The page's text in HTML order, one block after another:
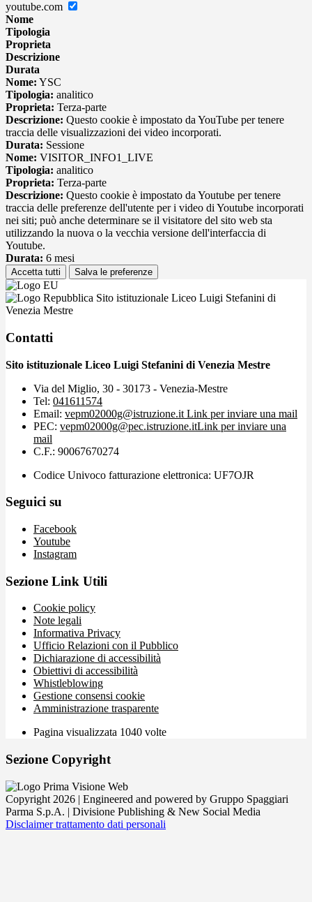
youtube.com
Nome
Tipologia
Proprieta
Descrizione
Durata
Nome: YSC
Tipologia: analitico
Proprieta: Terza-parte
Descrizione: Questo cookie è impostato da YouTube per tenere
traccia delle visualizzazioni dei video incorporati.
Durata: Sessione
Nome: VISITOR_INFO1_LIVE
Tipologia: analitico
Proprieta: Terza-parte
Descrizione: Questo cookie è impostato da Youtube per tenere
traccia delle preferenze dell'utente per i video di Youtube incorporati
nei siti; può anche determinare se il visitatore del sito web sta
utilizzando la nuova o la vecchia versione dell'interfaccia di
Youtube.
Durata: 6 mesi
Accetta tutti Salva le preferenze
Sito istituzionale Liceo Luigi Stefanini di
Venezia Mestre
Contatti
Sito istituzionale Liceo Luigi Stefanini di Venezia Mestre
Via del Miglio, 30 - 30173 - Venezia-Mestre
Tel: 041611574
Email: vepm02000g@istruzione.it Link per inviare una mail
PEC: vepm02000g@pec.istruzione.itLink per inviare una
mail
C.F.: 90067670274
Codice Univoco fatturazione elettronica: UF7OJR
Seguici su
Facebook
Youtube
Instagram
Sezione Link Utili
Cookie policy
Note legali
Informativa Privacy
Ufficio Relazioni con il Pubblico
Dichiarazione di accessibilità
Obiettivi di accessibilità
Whistleblowing
Gestione consensi cookie
Amministrazione trasparente
Pagina visualizzata 1040 volte
Sezione Copyright
Copyright 2026 | Engineered and powered by Gruppo Spaggiari
Parma S.p.A. | Divisione Publishing & New Social Media
Disclaimer trattamento dati personali